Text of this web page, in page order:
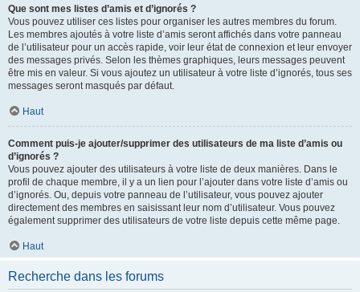
Que sont mes listes d’amis et d’ignorés ?
Vous pouvez utiliser ces listes pour organiser les autres membres du forum.
Les membres ajoutés à votre liste d’amis seront affichés dans votre panneau
de l’utilisateur pour un accès rapide, voir leur état de connexion et leur envoyer
des messages privés. Selon les thèmes graphiques, leurs messages peuvent
être mis en valeur. Si vous ajoutez un utilisateur à votre liste d’ignorés, tous ses
messages seront masqués par défaut.
Haut
Comment puis-je ajouter/supprimer des utilisateurs de ma liste d’amis ou
d’ignorés ?
Vous pouvez ajouter des utilisateurs à votre liste de deux manières. Dans le
profil de chaque membre, il y a un lien pour l’ajouter dans votre liste d’amis ou
d’ignorés. Ou, depuis votre panneau de l’utilisateur, vous pouvez ajouter
directement des membres en saisissant leur nom d’utilisateur. Vous pouvez
également supprimer des utilisateurs de votre liste depuis cette même page.
Haut
Recherche dans les forums